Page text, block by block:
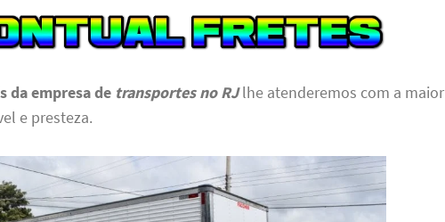
da empresa de transportes no RJlhe atenderemos com a maior
e presteza.